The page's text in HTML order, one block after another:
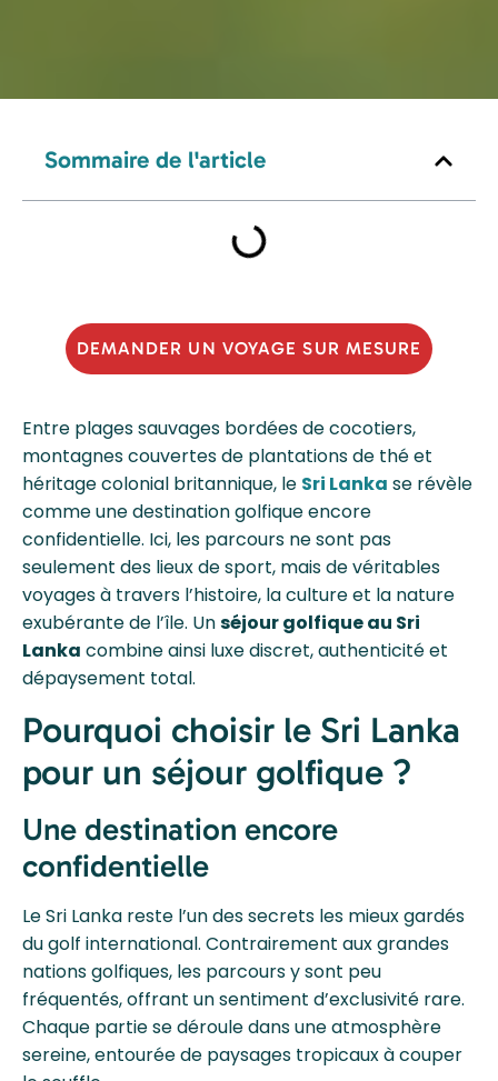
Entre plages sauvages bordées de cocotiers,
montagnes couvertes de plantations de thé et
héritage colonial britannique, le Sri Lanka se révèle
comme une destination golfique encore
confidentielle. Ici, les parcours ne sont pas
seulement des lieux de sport, mais de véritables
voyages à travers l’histoire, la culture et la nature
exubérante de l’île. Unséjour golfique au Sri
Lanka combine ainsi luxe discret, authenticité et
dépaysement total.
Pourquoi choisir le Sri Lanka
pour un séjour golfique ?
Une destination encore
confidentielle
Le Sri Lanka reste l’un des secrets les mieux gardés
du golf international. Contrairement aux grandes
nations golfiques, les parcours y sont peu
fréquentés, offrant un sentiment d’exclusivité rare.
Chaque partie se déroule dans une atmosphère
sereine, entourée de paysages tropicaux à couper
Sommaire de l'article
DEMANDER UN VOYAGE SUR MESURE